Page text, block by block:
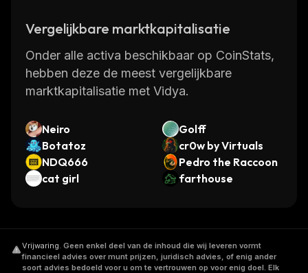
Vergelijkbare marktkapitalisatie
Onder alle activa beschikbaar op CoinStats,
hebben deze de meest vergelijkbare
marktkapitalisatie met Vidya.
Neiro
Golff
Botatoz
cr0w by Virtuals
NDQ666
Pedro the Raccoon
cat girl
farthouse
Vrijwaring. Geen enkel deel van de inhoud die wij leveren vormt
financieel advies over munt prijzen, juridisch advies, of enig ander
soort advies bedoeld voor u om te vertrouwen op voor enig doel. Elk